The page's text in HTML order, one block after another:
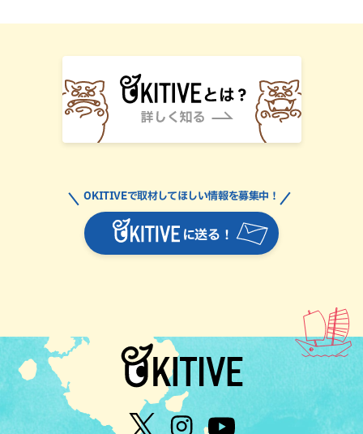
に送る！
OKITIVEで取材してほしい情報を募集中！